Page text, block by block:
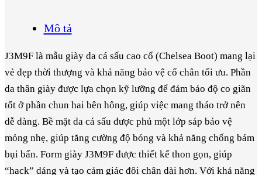
Mô tả
J3M9F là mẫu giày da cá sấu cao cổ (Chelsea Boot) mang lại
vẻ đẹp thời thượng và khả năng bảo vệ cổ chân tối ưu. Phần
da thân giày được lựa chọn kỹ lưỡng để đảm bảo độ co giãn
tốt ở phần chun hai bên hông, giúp việc mang tháo trở nên
dễ dàng. Bề mặt da cá sấu được phủ một lớp sáp bảo vệ
mỏng nhẹ, giúp tăng cường độ bóng và khả năng chống bám
bụi bẩn. Form giày J3M9F được thiết kế thon gọn, giúp
“hack” dáng và tạo cảm giác đôi chân dài hơn. Với khả năng